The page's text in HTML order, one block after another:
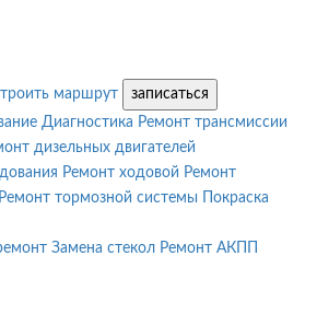
маршрут
записаться
Диагностика Ремонт трансмиссии
дизельных двигателей
Ремонт ходовой Ремонт
Ремонт тормозной системы
Покраска
Замена стекол Ремонт АКПП